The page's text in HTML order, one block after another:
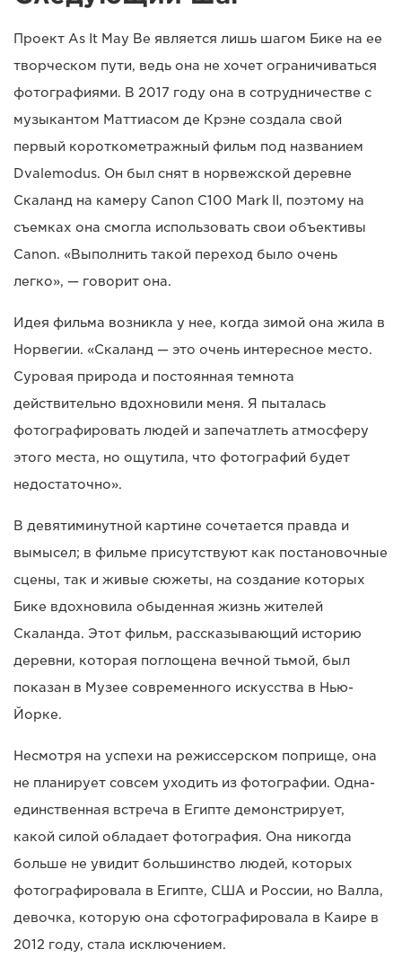
Проект As It May Be является лишь шагом Бике на ее
творческом пути, ведь она не хочет ограничиваться
фотографиями. В 2017 году она в сотрудничестве с
музыкантом Маттиасом де Крэне создала свой
первый короткометражный фильм под названием
Dvalemodus. Он был снят в норвежской деревне
Скаланд на камеру Canon C100 Mark II, поэтому на
съемках она смогла использовать свои объективы
Canon. «Выполнить такой переход было очень
легко», — говорит она.
Идея фильма возникла у нее, когда зимой она жила в
Норвегии. «Скаланд — это очень интересное место.
Суровая природа и постоянная темнота
действительно вдохновили меня. Я пыталась
фотографировать людей и запечатлеть атмосферу
этого места, но ощутила, что фотографий будет
недостаточно».
В девятиминутной картине сочетается правда и
вымысел; в фильме присутствуют как постановочные
сцены, так и живые сюжеты, на создание которых
Бике вдохновила обыденная жизнь жителей
Скаланда. Этот фильм, рассказывающий историю
деревни, которая поглощена вечной тьмой, был
показан в Музее современного искусства в Нью-
Йорке.
Несмотря на успехи на режиссерском поприще, она
не планирует совсем уходить из фотографии. Одна-
единственная встреча в Египте демонстрирует,
какой силой обладает фотография. Она никогда
больше не увидит большинство людей, которых
фотографировала в Египте, США и России, но Валла,
девочка, которую она сфотографировала в Каире в
2012 году, стала исключением.